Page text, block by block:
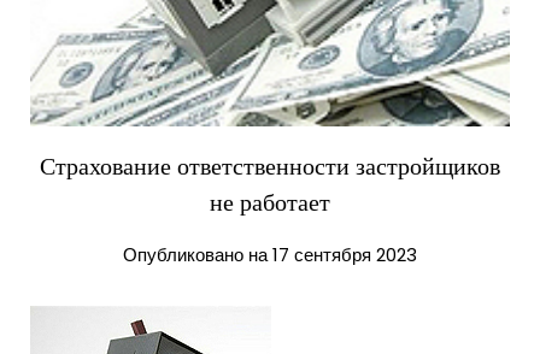
Страхование ответственности застройщиков
не работает
Опубликовано на 17 сентября 2023